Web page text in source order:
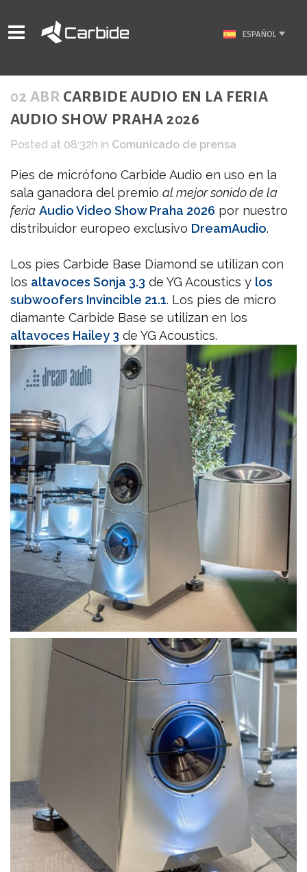
ESPAÑOL
02 ABR CARBIDE AUDIO EN LA FERIA
AUDIO SHOW PRAHA 2026
Posted at 08:32h in Comunicado de prensa
Pies de micrófono Carbide Audio en uso en la
sala ganadora del premio al mejor sonido de la
feria Audio Video Show Praha 2026 por nuestro
distribuidor europeo exclusivo DreamAudio.
Los pies Carbide Base Diamond se utilizan con
los altavoces Sonja 3.3 de YG Acoustics y los
subwoofers Invincible 21.1. Los pies de micro
diamante Carbide Base se utilizan en los
altavoces Hailey 3 de YG Acoustics.